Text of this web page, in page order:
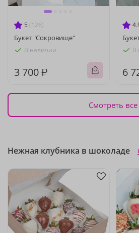
5 (126)
Букет "Сокровище"
В наличии
3 700 ₽
В
6
Смотреть все
Нежная клубника в шоколаде